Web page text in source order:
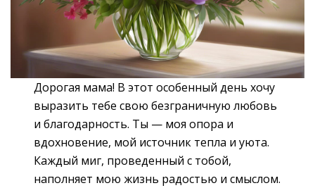
Дорогая мама! В этот особенный день хочу
выразить тебе свою безграничную любовь
и благодарность. Ты — моя опора и
вдохновение, мой источник тепла и уюта.
Каждый миг, проведенный с тобой,
наполняет мою жизнь радостью и смыслом.